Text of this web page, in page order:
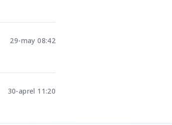
29-may 08:42
30-aprel 11:20